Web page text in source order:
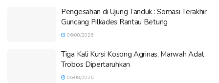
Pengesahan di Ujung Tanduk : Somasi Terakhir
Guncang Pilkades Rantau Betung
06/08/2026
Tiga Kali Kursi Kosong Agrinas, Marwah Adat
Trobos Dipertaruhkan
06/08/2026